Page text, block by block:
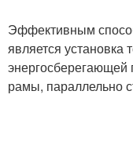
Эффективным
является установка
энергосберегающей
рамы, параллельно